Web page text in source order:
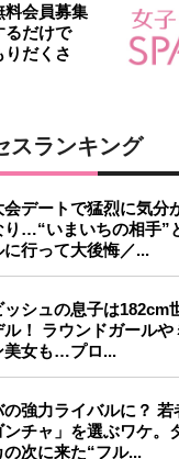
料会員募集
るだけで
だくさ
スランキング
会デートで猛烈に気分
り…“いまいちの相手”
に行って大後悔／...
ッシュの息子は182cm
！ ラウンドガールや
美女も…プロ...
の強力ライバルに？ 若
ンチャ」を選ぶワケ。
の次に来た“フル...